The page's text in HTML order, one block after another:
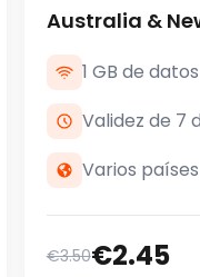
Australia &
1 GB de datos
Validez de 7
Varios países
€3.50€2.45